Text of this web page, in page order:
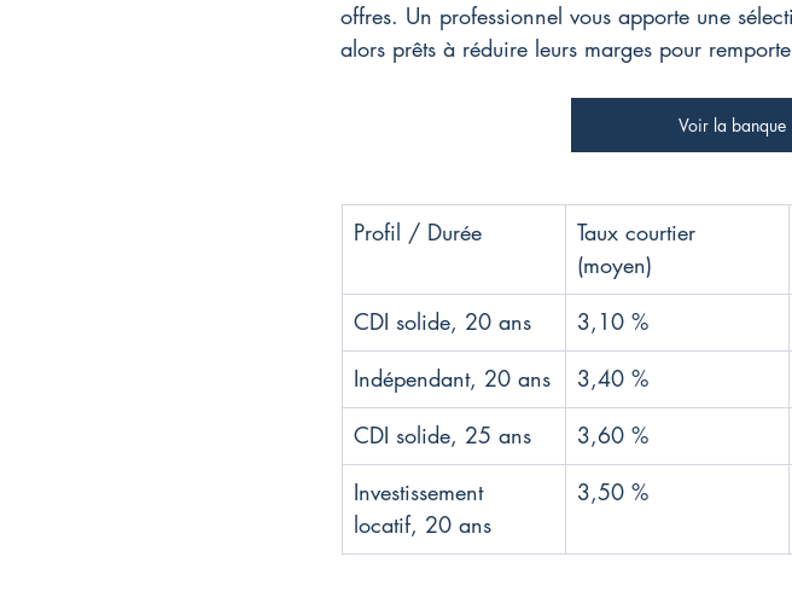
offres. Un professionnel vous apporte une
alors prêts à réduire leurs marges pour
Voir la banque
Profil / Durée
Taux courtier
(moyen)
CDI solide, 20 ans 3,10 %
Indépendant, 20 ans
3,40 %
CDI solide, 25 ans
3,60 %
Investissement
locatif, 20 ans
3,50 %